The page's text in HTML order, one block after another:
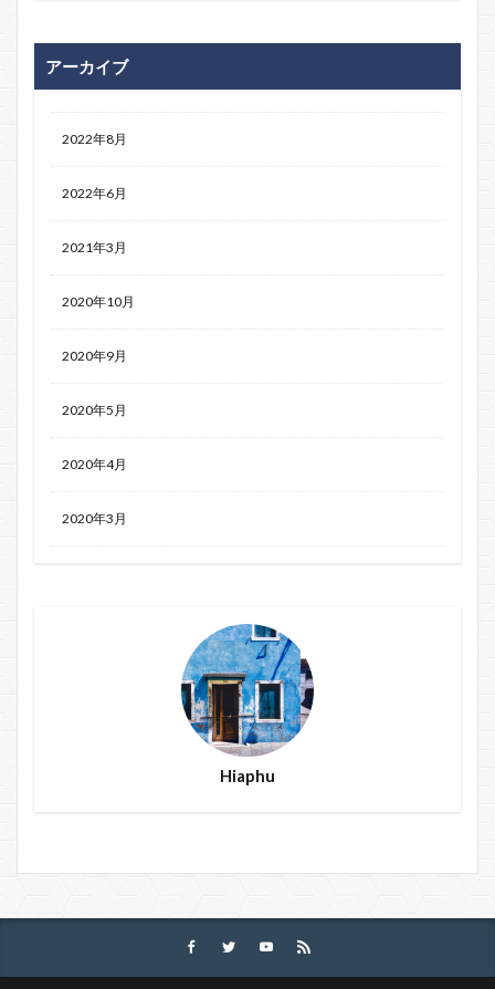
アーカイブ
2022年8月
2022年6月
2021年3月
2020年10月
2020年9月
2020年5月
2020年4月
2020年3月
Hiaphu